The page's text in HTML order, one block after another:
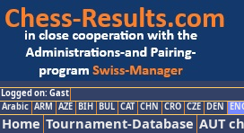
Logged on: Gast
Arabic ARM AZE BIH BUL CAT CHN CRO CZE DEN
Home Tournament-Database AUT